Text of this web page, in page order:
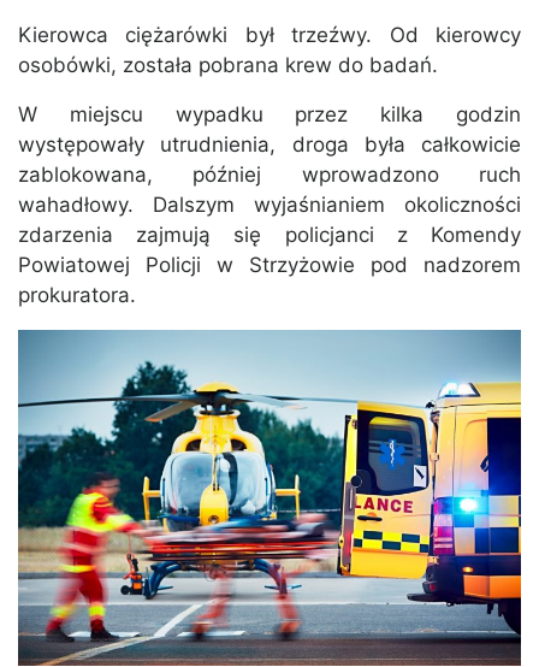
Kierowca ciężarówki był trzeźwy. Od kierowcy
osobówki, została pobrana krew do badań.
W miejscu wypadku przez kilka godzin
występowały utrudnienia, droga była całkowicie
zablokowana, później wprowadzono ruch
wahadłowy. Dalszym wyjaśnianiem okoliczności
zdarzenia zajmują się policjanci z Komendy
Powiatowej Policji w Strzyżowie pod nadzorem
prokuratora.